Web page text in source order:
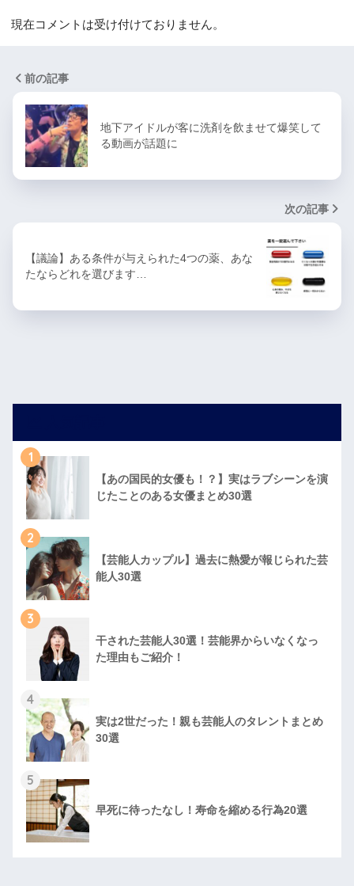
現在コメントは受け付けておりません。
前の記事
地下アイドルが客に洗剤を飲ませて爆笑して
る動画が話題に
次の記事
【議論】ある条件が与えられた4つの薬、あな
たならどれを選びます…
1
【あの国民的女優も！？】実はラブシーンを演
じたことのある女優まとめ30選
2
【芸能人カップル】過去に熱愛が報じられた芸
能人30選
3
干された芸能人30選！芸能界からいなくなっ
た理由もご紹介！
4
実は2世だった！親も芸能人のタレントまとめ
30選
5
早死に待ったなし！寿命を縮める行為20選